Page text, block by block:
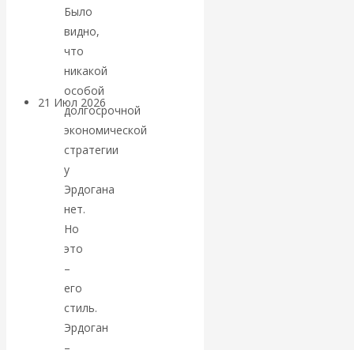
наличной
денежной массе
21 Июл 2026
интервью и беседы
ВАлентин
Катасонов.
Воздушные
коридоры:
«Паутина-2»
Было
видно,
что
никакой
особой
долгосрочной
экономической
стратегии
у
Эрдогана
нет.
Но
это
–
его
стиль.
Эрдоган